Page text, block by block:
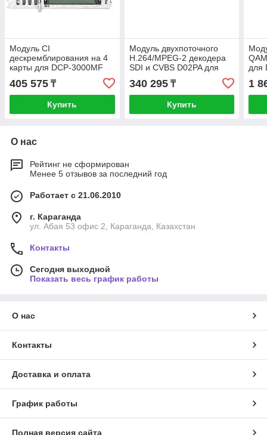
Модуль CI
дескремблирования на 4
карты для DCP-3000MF
405 575 ₸
Купить
Модуль двухпоточного
H.264/MPEG-2 декодера
SDI и CVBS D02PA для
DCP-3000MF
340 295₸
Купить
для
1
О нас
Рейтинг не сформирован
Менее 5 отзывов за последний год
Работает с 21.06.2010
г. Караганда
ул. Абая 53 офис 2, Караганда, Казахстан
Контакты
Сегодня выходной
Показать весь график работы
О нас
Контакты
Доставка и оплата
График работы
Полная версия сайта